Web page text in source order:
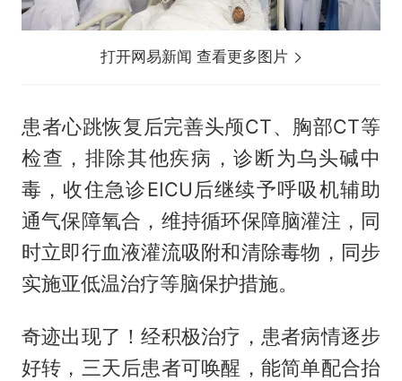
打开网易新闻 查看更多图片
患者心跳恢复后完善头颅CT、胸部CT等
检查，排除其他疾病，诊断为乌头碱中
毒，收住急诊EICU后继续予呼吸机辅助
通气保障氧合，维持循环保障脑灌注，同
时立即行血液灌流吸附和清除毒物，同步
实施亚低温治疗等脑保护措施。
奇迹出现了！经积极治疗，患者病情逐步
好转，三天后患者可唤醒，能简单配合抬